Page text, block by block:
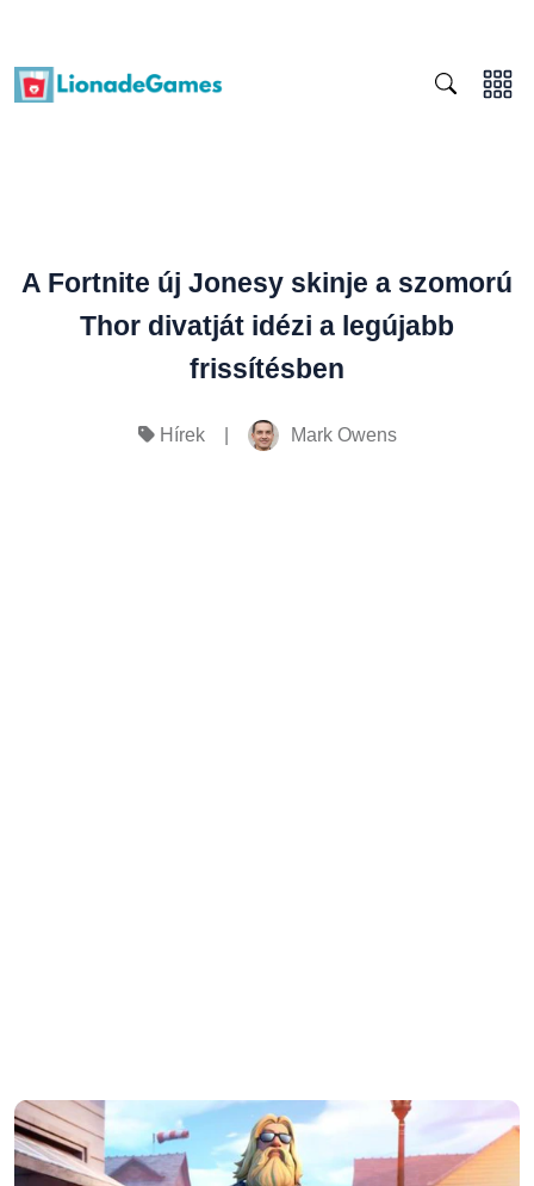
A Fortnite új Jonesy skinje a szomorú
Thor divatját idézi a legújabb
frissítésben
Hírek | Mark Owens